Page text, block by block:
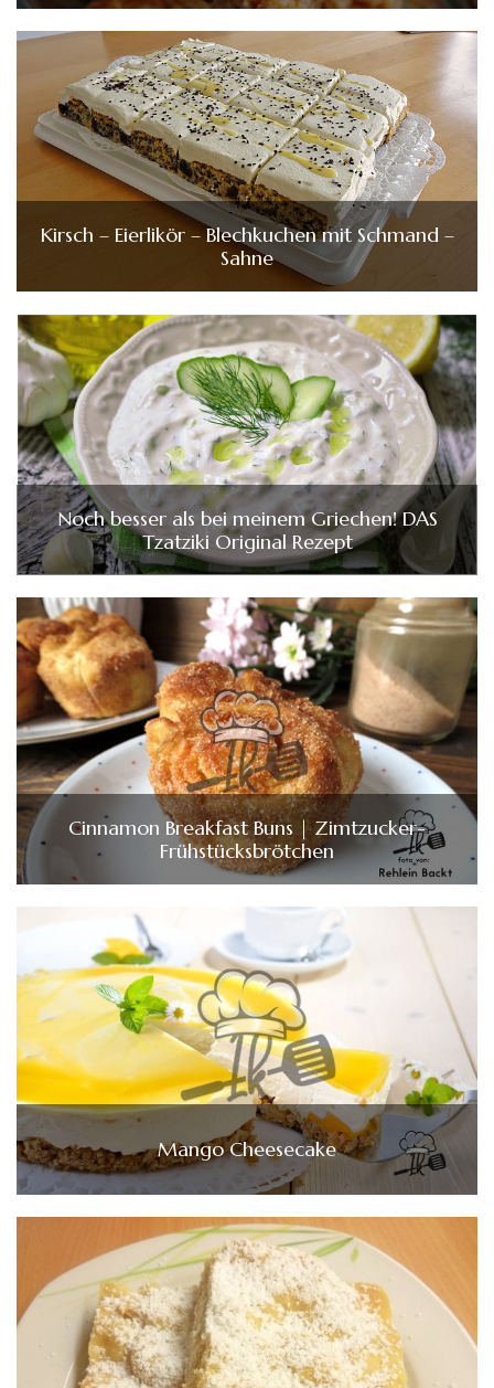
Kirsch – Eierlikör – Blechkuchen mit Schmand –
Sahne
Noch besser als bei meinem Griechen! DAS
Tzatziki Original Rezept
Cinnamon Breakfast Buns | Zimtzucker-
Frühstücksbrötchen
Mango Cheesecake